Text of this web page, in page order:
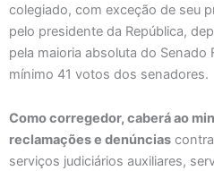
colegiado, com exceção de seu
pelo presidente da República,
pela maioria absoluta do Senado
mínimo 41 votos dos senadores.
Como corregedor, caberá ao
reclamações e denúncias
serviços judiciários auxiliares,